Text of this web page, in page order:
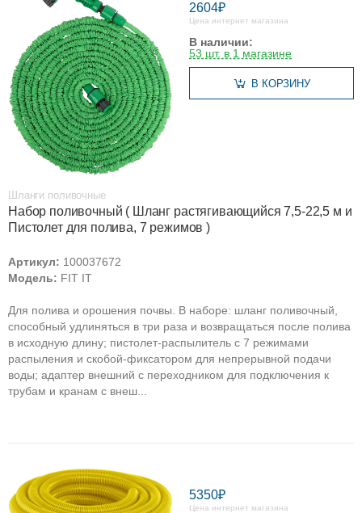
2604₽
Цена интернет магазина
В наличии:
53 шт. в 1 магазине
В КОРЗИНУ
Шланги поливочные
Набор поливочный ( Шланг растягивающийся 7,5-22,5 м и
Пистолет для полива, 7 режимов )
Артикул: 100037672
Модель: FIT IT
Для полива и орошения почвы. В наборе: шланг поливочный,
способный удлиняться в три раза и возвращаться после полива
в исходную длину; пистолет-распылитель с 7 режимами
распыления и скобой-фиксатором для непрерывной подачи
воды; адаптер внешний с переходником для подключения к
трубам и кранам с внеш...
5350₽
Цена интернет магазина